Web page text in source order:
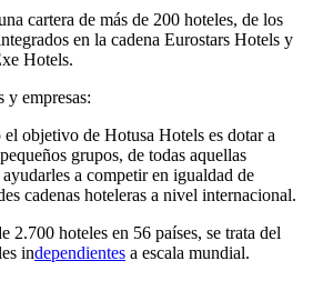
cartera de más de 200 hoteles, de los
en la cadena Eurostars Hotels y
Hotels.
y empresas:
objetivo de Hotusa Hotels es dotar a
grupos, de todas aquellas
a competir en igualdad de
cadenas hoteleras a nivel internacional.
2.700 hoteles en 56 países, se trata del
independientes a escala mundial.